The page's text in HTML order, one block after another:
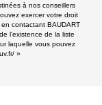
à nos conseillers
exercer votre droit
contactant BAUDART
l'existence de la liste
laquelle vous pouvez
»